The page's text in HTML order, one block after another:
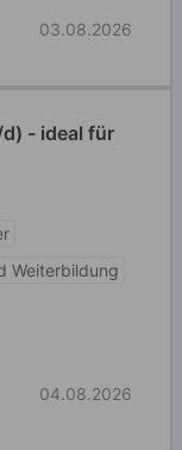
03.08.2026
- ideal für
Weiterbildung
04.08.2026